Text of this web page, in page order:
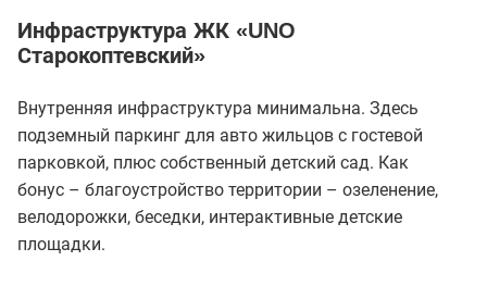
Инфраструктура ЖК «UNO
Старокоптевский»
Внутренняя инфраструктура минимальна. Здесь
подземный паркинг для авто жильцов с гостевой
парковкой, плюс собственный детский сад. Как
бонус – благоустройство территории – озеленение,
велодорожки, беседки, интерактивные детские
площадки.